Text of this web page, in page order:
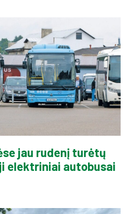
jau rudenį turėtų
elektriniai autobusai